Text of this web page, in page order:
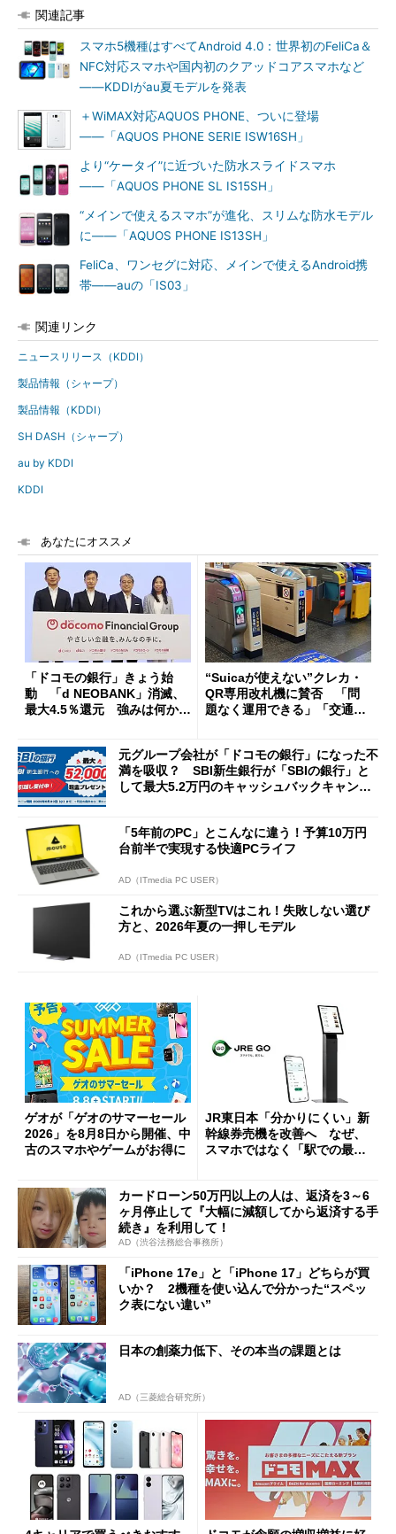
関連記事
スマホ5機種はすべてAndroid 4.0：世界初のFeliCa＆
NFC対応スマホや国内初のクアッドコアスマホなど
――KDDIがau夏モデルを発表
＋WiMAX対応AQUOS PHONE、ついに登場
――「AQUOS PHONE SERIE ISW16SH」
より“ケータイ”に近づいた防水スライドスマホ
――「AQUOS PHONE SL IS15SH」
“メインで使えるスマホ”が進化、スリムな防水モデル
に――「AQUOS PHONE IS13SH」
FeliCa、ワンセグに対応、メインで使えるAndroid携
帯――auの「IS03」
関連リンク
ニュースリリース（KDDI）
製品情報（シャープ）
製品情報（KDDI）
SH DASH（シャープ）
au by KDDI
KDDI
あなたにオススメ
「ドコモの銀行」きょう始
動 「d NEOBANK」消滅、
最大4.5％還元 強みは何か解
“Suicaが使えない”クレカ・
QR専用改札機に賛否 「問
題なく運用できる」「交通系I
元グループ会社が「ドコモの銀行」になった不
満を吸収？ SBI新生銀行が「SBIの銀行」と
して最大5.2万円のキャッシュバックキャンペ
「5年前のPC」とこんなに違う！予算10万円
台前半で実現する快適PCライフ
AD（ITmedia PC USER）
これから選ぶ新型TVはこれ！失敗しない選び
方と、2026年夏の一押しモデル
AD（ITmedia PC USER）
ゲオが「ゲオのサマーセール
2026」を8月8日から開催、中
古のスマホやゲームがお得に
JR東日本「分かりにくい」新
幹線券売機を改善へ なぜ、
スマホではなく「駅での最短
カードローン50万円以上の人は、返済を3～6
ヶ月停止して『大幅に減額してから返済する手
続き』を利用して！
AD（渋谷法務総合事務所）
「iPhone 17e」と「iPhone 17」どちらが買
いか？ 2機種を使い込んで分かった“スペッ
ク表にない違い”
日本の創薬力低下、その本当の課題とは
AD（三菱総合研究所）